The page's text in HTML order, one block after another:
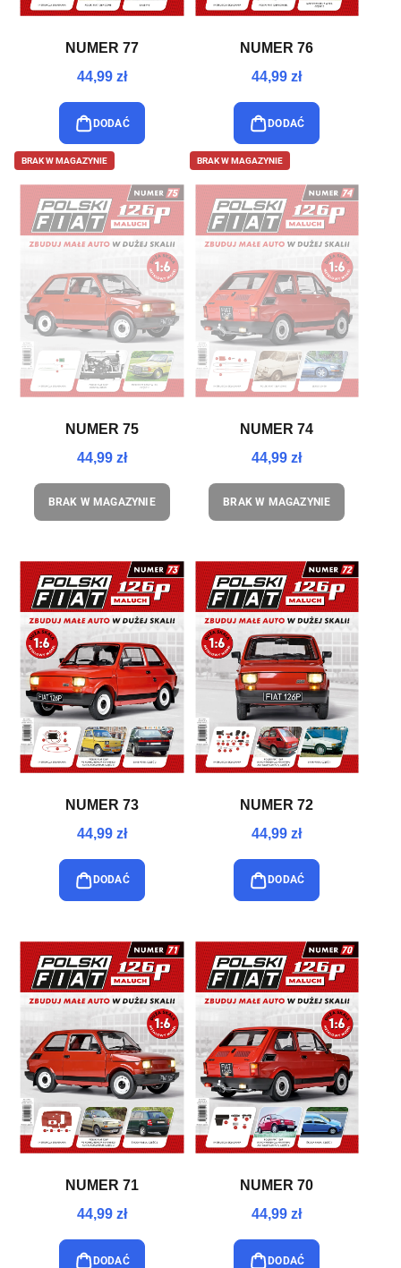
NUMER 77
44,99 zł
DODAĆ
NUMER 76
44,99 zł
DODAĆ
BRAK W MAGAZYNIE
NUMER 75
44,99 zł
BRAK W MAGAZYNIE
BRAK W MAGAZYNIE
NUMER 74
44,99 zł
BRAK W MAGAZYNIE
NUMER 73
44,99 zł
DODAĆ
NUMER 72
44,99 zł
DODAĆ
NUMER 71
44,99 zł
DODAĆ
NUMER 70
44,99 zł
DODAĆ